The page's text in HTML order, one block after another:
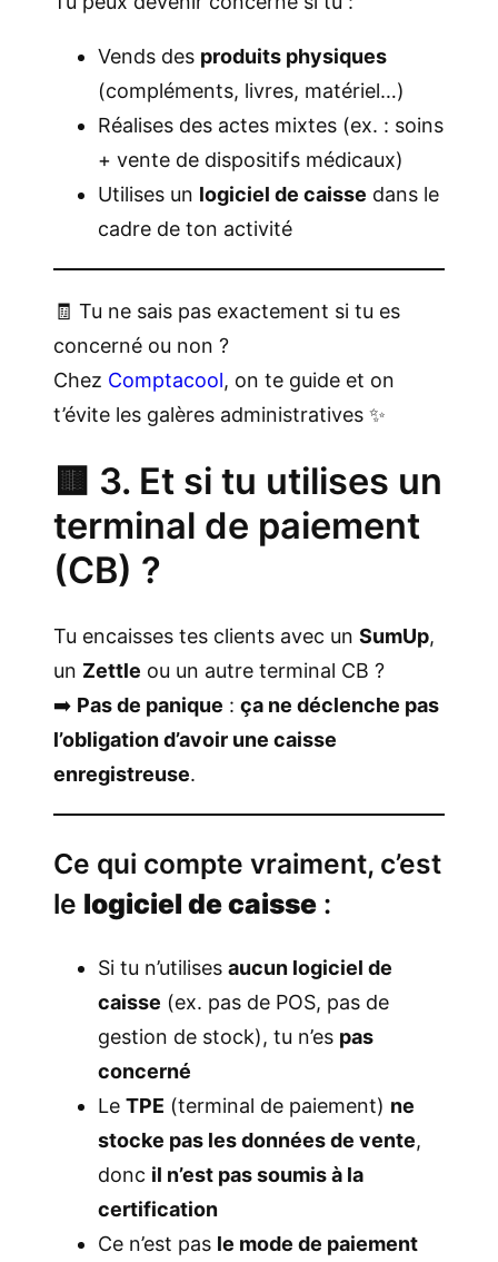
Vends des produits physiques
(compléments, livres, matériel…)
Réalises des actes mixtes (ex. : soins
+ vente de dispositifs médicaux)
Utilises un logiciel de caisse dans le
cadre de ton activité
🧾 Tu ne sais pas exactement si tu es
concerné ou non ?
Chez Comptacool, on te guide et on
t’évite les galères administratives ✨
🟨 3. Et si tu utilises un
terminal de paiement
(CB) ?
Tu encaisses tes clients avec un SumUp,
un Zettle ou un autre terminal CB ?
➡️ Pas de panique : ça ne déclenche pas
l’obligation d’avoir une caisse
enregistreuse.
Ce qui compte vraiment, c’est
le logiciel de caisse :
Si tu n’utilises aucun logiciel de
caisse (ex. pas de POS, pas de
gestion de stock), tu n’es pas
concerné
Le TPE (terminal de paiement) ne
stocke pas les données de vente,
donc il n’est pas soumis à la
certification
Ce n’est pas le mode de paiement